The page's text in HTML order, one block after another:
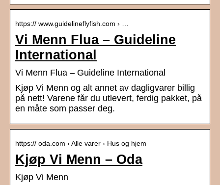
https:// www.guidelineflyfish.com › …
Vi Menn Flua – Guideline
International
Vi Menn Flua – Guideline International
Kjøp Vi Menn og alt annet av dagligvarer billig
på nett! Varene får du utlevert, ferdig pakket, på
en måte som passer deg.
https:// oda.com › Alle varer › Hus og hjem
Kjøp Vi Menn – Oda
Kjøp Vi Menn